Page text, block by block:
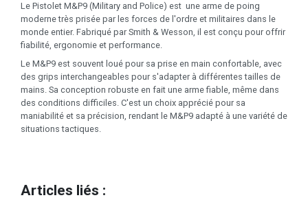
Le Pistolet M&P9 (Military and Police) est une arme de poing
moderne très prisée par les forces de l'ordre et militaires dans le
monde entier. Fabriqué par Smith & Wesson, il est conçu pour offrir
fiabilité, ergonomie et performance.
Le M&P9 est souvent loué pour sa prise en main confortable, avec
des grips interchangeables pour s'adapter à différentes tailles de
mains. Sa conception robuste en fait une arme fiable, même dans
des conditions difficiles. C'est un choix apprécié pour sa
maniabilité et sa précision, rendant le M&P9 adapté à une variété de
situations tactiques.
Articles liés :